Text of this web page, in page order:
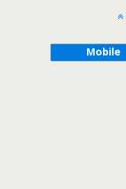
Mobile